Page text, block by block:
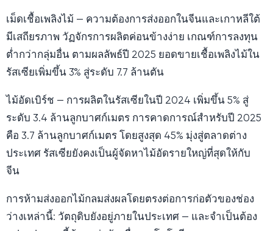
เม็ดเชื้อเพลิงไม้ — ความต้องการส่งออกในจีนและเกาหลีใต้
มีเสถียรภาพ วัฏจักรการผลิตค่อนข้างง่าย เกณฑ์การลงทุน
ต่ำกว่ากลุ่มอื่น ตามผลลัพธ์ปี 2025 ยอดขายเชื้อเพลิงไม้ใน
รัสเซียเพิ่มขึ้น 3% สู่ระดับ 7.7 ล้านตัน
ไม้อัดเบิร์ช — การผลิตในรัสเซียในปี 2024 เพิ่มขึ้น 5% สู่
ระดับ 3.4 ล้านลูกบาศก์เมตร การคาดการณ์สำหรับปี 2025
คือ 3.7 ล้านลูกบาศก์เมตร โดยสูงสุด 45% มุ่งสู่ตลาดต่าง
ประเทศ รัสเซียยังคงเป็นผู้จัดหาไม้อัดรายใหญ่ที่สุดให้กับ
จีน
การห้ามส่งออกไม้กลมส่งผลโดยตรงต่อการก่อตัวของช่อง
ว่างเหล่านี้: วัตถุดิบยังอยู่ภายในประเทศ — และจำเป็นต้อง